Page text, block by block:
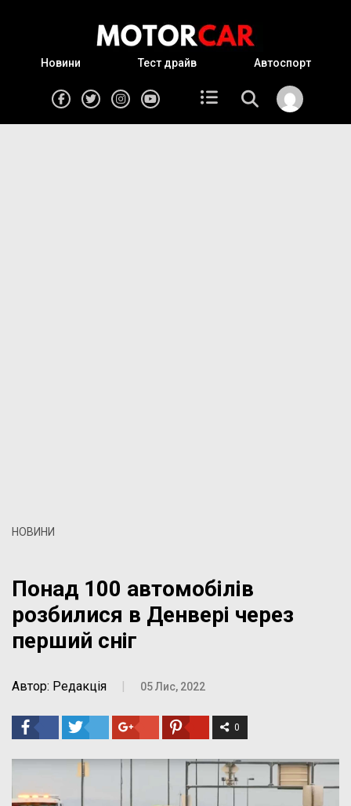
Новини Тест драйв Автоспорт
НОВИНИ
Понад 100 автомобілів
розбилися в Денвері через
перший сніг
Автор: Редакція | 05 Лис, 2022
0